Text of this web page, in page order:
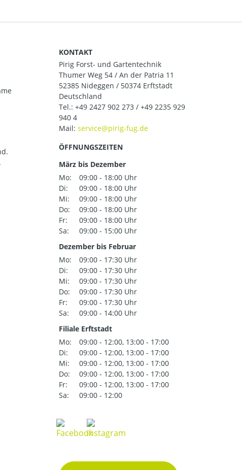
KONTAKT
Pirig Forst- und Gartentechnik
Thumer Weg 54 / An der Patria 11
52385 Nideggen / 50374 Erftstadt
Deutschland
Tel.: +49 2427 902 273 / +49 2235 929
940 4
Mail:
ÖFFNUNGSZEITEN
März bis Dezember
Mo:
09:00 - 18:00 Uhr
Di:
09:00 - 18:00 Uhr
Mi:
09:00 - 18:00 Uhr
Do:
09:00 - 18:00 Uhr
Fr:
09:00 - 18:00 Uhr
Sa:
09:00 - 15:00 Uhr
Dezember bis Februar
Mo:
09:00 - 17:30 Uhr
Di:
09:00 - 17:30 Uhr
Mi:
09:00 - 17:30 Uhr
Do:
09:00 - 17:30 Uhr
Fr:
09:00 - 17:30 Uhr
Sa:
09:00 - 14:00 Uhr
Filiale Erftstadt
Mo:
09:00 - 12:00, 13:00 - 17:00
Di:
09:00 - 12:00, 13:00 - 17:00
Mi:
09:00 - 12:00, 13:00 - 17:00
Do:
09:00 - 12:00, 13:00 - 17:00
Fr:
09:00 - 12:00, 13:00 - 17:00
Sa:
09:00 - 12:00